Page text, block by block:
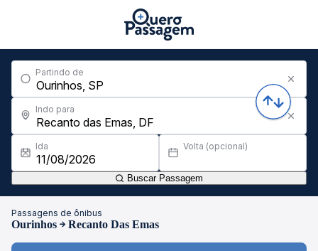
Partindo de
Indo para
Ida Volta (opcional)
Buscar Passagem
Passagens de ônibus
Ourinhos Recanto Das Emas